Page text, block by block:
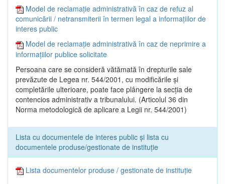
Model de reclamație administrativă în caz de refuz al
comunicării / netransmiterii în termen legal a informațiilor de
interes public
Model de reclamație administrativă în caz de neprimire a
informațiilor publice solicitate
Persoana care se consideră vătămată în drepturile sale
prevăzute de Legea nr. 544/2001, cu modificările şi
completările ulterioare, poate face plângere la secţia de
contencios administrativ a tribunalului. (Articolul 36 din
Norma metodologică de aplicare a Legii nr. 544/2001)
Lista cu documentele de interes public și lista cu
documentele produse/gestionate de instituție
Lista documentelor produse / gestionate de instituție